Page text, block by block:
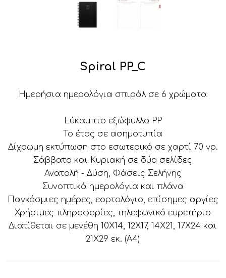
Spiral PP_C
Ημερήσια ημερολόγια σπιράλ σε 6 χρώματα
Εύκαμπτο εξώφυλλο PP
Το έτος σε ασημοτυπία
Δίχρωμη εκτύπωση στο εσωτερικό σε χαρτί 70 γρ.
Σάββατο και Κυριακή σε δύο σελίδες
Ανατολή - Δύση, Φάσεις Σελήνης
Συνοπτικά ημερολόγια και πλάνα
Παγκόσμιες ημέρες, εορτολόγιο, επίσημες αργίες
Χρήσιμες πληροφορίες, τηλεφωνικό ευρετήριο
Διατίθεται σε μεγέθη 10Χ14, 12Χ17, 14Χ21, 17Χ24 και
21Χ29 εκ. (Α4)